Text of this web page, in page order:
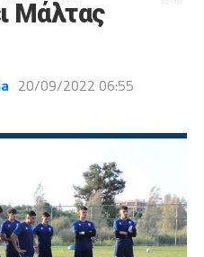
Μάλτας
20/09/2022 06:55